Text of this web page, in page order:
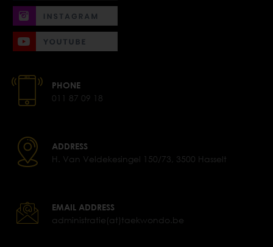
PHONE
011 87 09 18
ADDRESS
H. Van Veldekesingel 150/73, 3500 Hasselt
EMAIL ADDRESS
administratie(at)taekwondo.be